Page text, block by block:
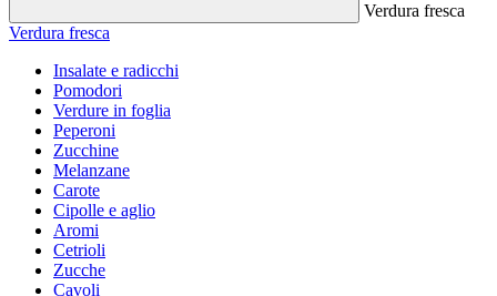
Verdura fresca
Verdura fresca
Insalate e radicchi
Pomodori
Verdure in foglia
Peperoni
Zucchine
Melanzane
Carote
Cipolle e aglio
Aromi
Cetrioli
Zucche
Cavoli